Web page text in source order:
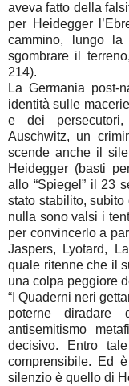
aveva fatto della
per Heidegger
cammino, lungo la
sgombrare il
214).
La Germania post-
identità sulle
e dei
Auschwitz, un
scende anche il
Heidegger (basti
allo “Spiegel” il 23
stato stabilito,
nulla sono valsi i
per convincerlo a
Jaspers, Lyotard,
quale ritenne che il
una colpa peggiore
“I Quaderni neri
poterne
antisemitismo
decisivo. Entro
comprensibile. Ed
silenzio è quello di